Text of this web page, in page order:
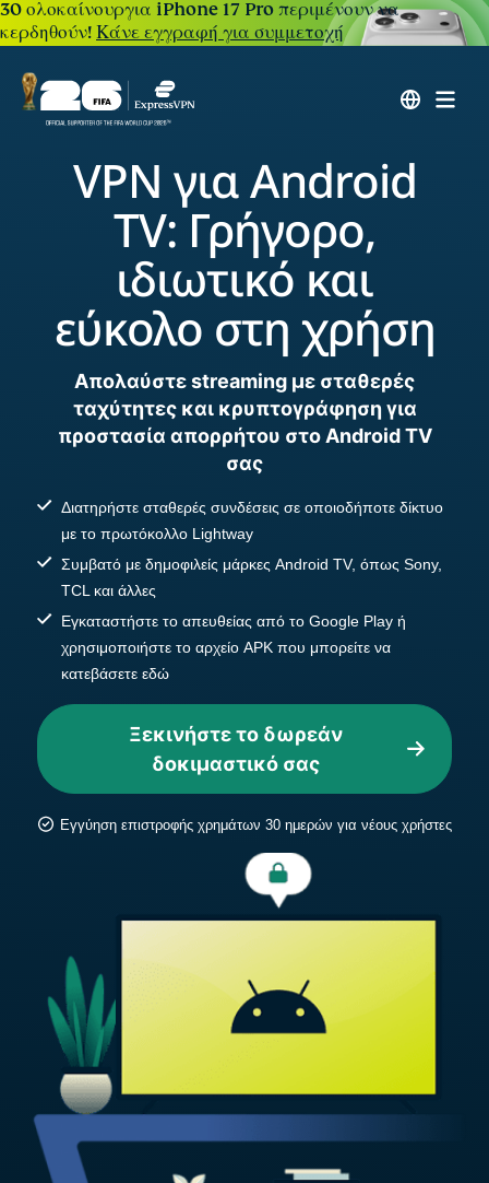
30 ολοκαίνουργια iPhone 17 Pro περιμένουν να
κερδηθούν!Κάνε εγγραφή για συμμετοχή
VPN για Android
TV: Γρήγορο,
ιδιωτικό και
εύκολο στη χρήση
Απολαύστε streaming με σταθερές
ταχύτητες και κρυπτογράφηση για
προστασία απορρήτου στο Android TV
σας
Διατηρήστε σταθερές συνδέσεις σε οποιοδήποτε δίκτυο
με το πρωτόκολλο Lightway
Συμβατό με δημοφιλείς μάρκες Android TV, όπως Sony,
TCL και άλλες
Εγκαταστήστε το απευθείας από το Google Play ή
χρησιμοποιήστε το αρχείο APK που μπορείτε να
κατεβάσετε εδώ
Ξεκινήστε το δωρεάν
δοκιμαστικό σας
Εγγύηση επιστροφής χρημάτων 30 ημερών για νέους χρήστες